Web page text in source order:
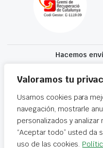
Valoramos tu
Usamos cookies para
navegación, mostrarle
personalizados y
“Aceptar todo” usted da
uso de las cookies.
Hacemos
Recibe tu
Desguaces El Recanvi 2026 ©